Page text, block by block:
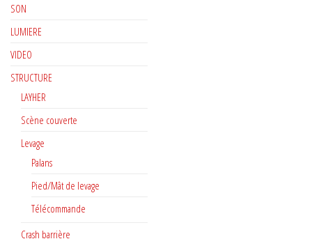
SON
LUMIERE
VIDEO
STRUCTURE
LAYHER
Scène couverte
Levage
Palans
Pied/Mât de levage
Télécommande
Crash barrière